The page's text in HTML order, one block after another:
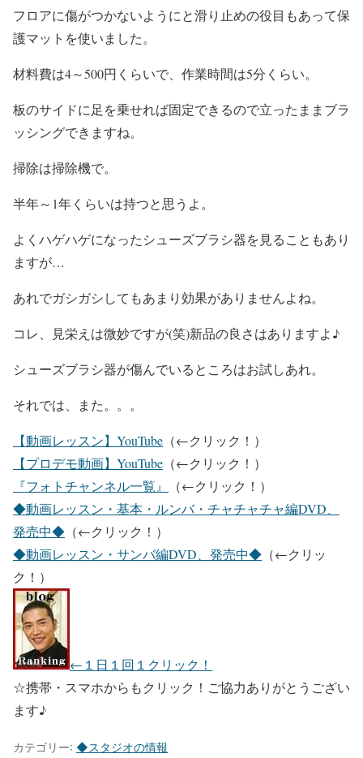
フロアに傷がつかないようにと滑り止めの役目もあって保
護マットを使いました。
材料費は4～500円くらいで、作業時間は5分くらい。
板のサイドに足を乗せれば固定できるので立ったままブラ
ッシングできますね。
掃除は掃除機で。
半年～1年くらいは持つと思うよ。
よくハゲハゲになったシューズブラシ器を見ることもあり
ますが…
あれでガシガシしてもあまり効果がありませんよね。
コレ、見栄えは微妙ですが(笑)新品の良さはありますよ♪
シューズブラシ器が傷んでいるところはお試しあれ。
それでは、また。。。
【動画レッスン】YouTube （←クリック！）
【プロデモ動画】YouTube （←クリック！）
『フォトチャンネル一覧』
（←クリック！）
◆動画レッスン・基本・ルンバ・チャチャチャ編DVD、
発売中◆ （←クリック！）
◆動画レッスン・サンバ編DVD、発売中◆ （←クリッ
ク！）
←１日１回１クリック！
☆携帯・スマホからもクリック！ご協力ありがとうござい
ます♪
カテゴリー: ◆スタジオの情報